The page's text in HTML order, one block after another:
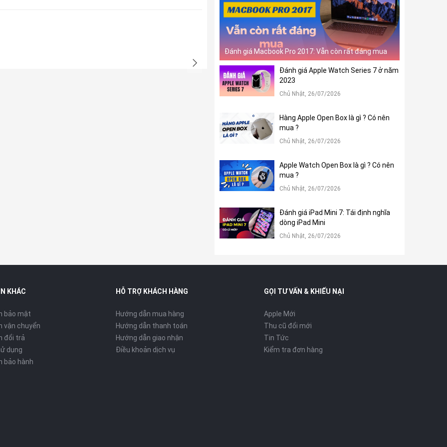
lợi, âm thanh tốt hơn.
bản đơn là đủ dùng. Nếu bạn nghiêm túc làm YouTube
Đánh giá Macbook Pro 2017: Vẫn còn rất đáng mua
Đánh giá Apple Watch Series 7 ở năm
2023
Chủ Nhật, 26/07/2026
Hàng Apple Open Box là gì ? Có nên
mua ?
Chủ Nhật, 26/07/2026
Apple Watch Open Box là gì ? Có nên
mua ?
Chủ Nhật, 26/07/2026
Đánh giá iPad Mini 7: Tái định nghĩa
dòng iPad Mini
Chủ Nhật, 26/07/2026
KHÁC
bảo mật
vận chuyển
đổi trả
dụng
bảo hành
HỖ TRỢ KHÁCH HÀNG
Hướng dẫn mua hàng
Hướng dẫn thanh toán
Hướng dẫn giao nhận
Điều khoản dịch vụ
GỌI TƯ VẤN & KHIẾU NẠI
Apple Mới
Thu cũ đổi mới
Tin Tức
Kiểm tra đơn hàng